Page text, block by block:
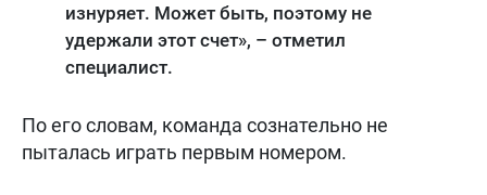
изнуряет. Может быть, поэтому не
удержали этот счет», – отметил
специалист.
По его словам, команда сознательно не
пыталась играть первым номером.